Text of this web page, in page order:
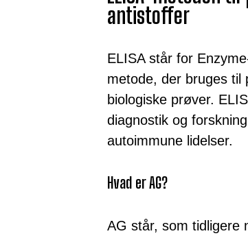
antistoffer
ELISA står for
metode, der bruges til
biologiske prøver.
diagnostik og
autoimmune lidelser.
Hvad er AG?
AG står, som tidligere